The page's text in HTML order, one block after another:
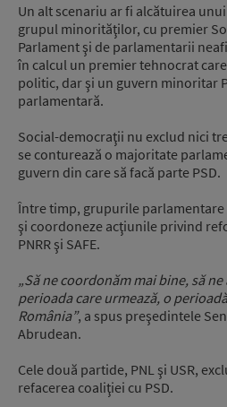
Un alt scenariu ar fi alcătuirea unui
grupul minorităţilor, cu premier
Parlament şi de parlamentarii
în calcul un premier tehnocrat
politic, dar şi un guvern minoritar
parlamentară.
Social-democraţii nu exclud nici
se conturează o majoritate
guvern din care să facă parte PSD.
Între timp, grupurile parlamentare
şi coordoneze acţiunile privind
PNRR şi SAFE.
„Să ne coordonăm mai bine, să
perioada care urmează, o
România”, a spus preşedintele
Abrudean.
Cele două partide, PNL şi USR,
refacerea coaliţiei cu PSD.